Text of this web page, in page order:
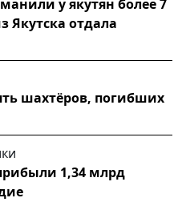
у якутян более 7
Якутска отдала
шахтёров, погибших
1,34 млрд